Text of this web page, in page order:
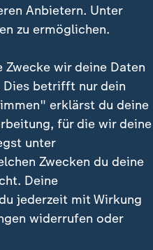
unter Tränen verließ.
Anbietern. Unter
zu ermöglichen.
wir deine Daten
Dies betrifft nur dein
erklärst du deine
für die wir deine
unter
Zwecken du deine
Deine
jederzeit mit Wirkung
widerrufen oder